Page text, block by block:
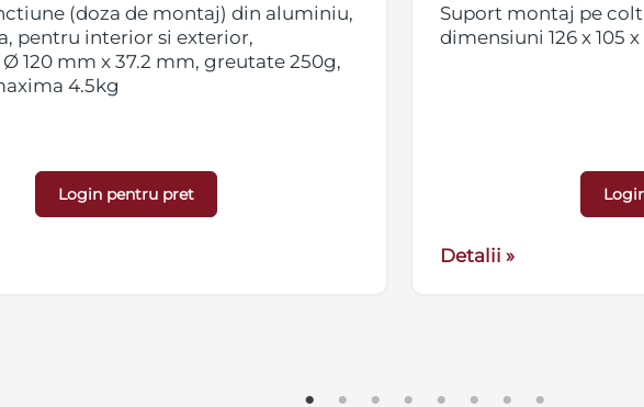
(doza de montaj) din aluminiu,
pentru interior si exterior,
120 mm x 37.2 mm, greutate 250g,
4.5kg
Login pentru pret
Suport montaj pe
dimensiuni 126 x 105
Detalii »